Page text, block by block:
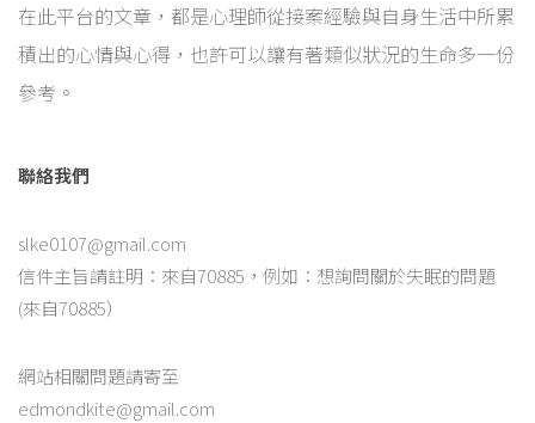
在此平台的文章，都是心理師從接案經驗與自身生活中所累
積出的心情與心得，也許可以讓有著類似狀況的生命多一份
參考。
聯絡我們
slke0107@gmail.com
信件主旨請註明：來自70885，例如：想詢問關於失眠的問題
(來自70885）
網站相關問題請寄至
edmondkite@gmail.com